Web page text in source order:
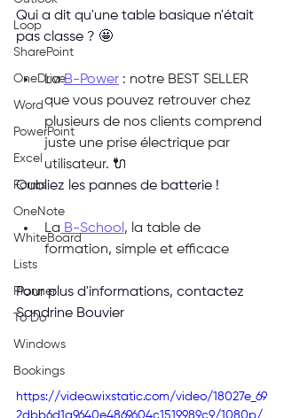
Loop
SharePoint
OneDrive
Word
PowerPoint
Excel
Forms
OneNote
WhiteBoard
Lists
Planner
To Do
Windows
Bookings
Qui a dit qu'une table basique n'était
pas classe ? 🤩
La B-Power : notre BEST SELLER
que vous pouvez retrouver chez
plusieurs de nos clients comprend
juste une prise électrique par
utilisateur. 🔌
Oubliez les pannes de batterie !
La B-School , la table de
formation, simple et efficace
Pour plus d'informations, contactez
Sandrine Bouvier
https://video.wixstatic.com/video/18027e_69
2dbb6d1a9640e4869604c1519989c9/1080p/